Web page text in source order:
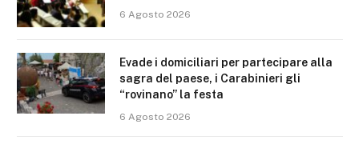
6 Agosto 2026
Evade i domiciliari per partecipare alla
sagra del paese, i Carabinieri gli
“rovinano” la festa
6 Agosto 2026